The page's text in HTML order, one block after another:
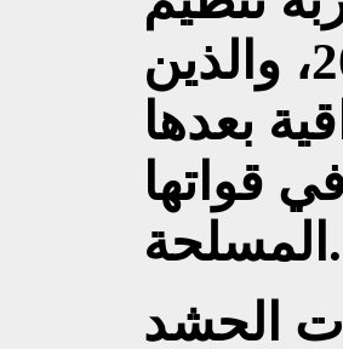
داعش في العام 2014، والذين
بعدها
قواتها
المسلحة.
الحشد